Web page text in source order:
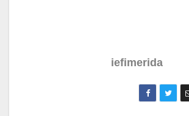
iefimerida